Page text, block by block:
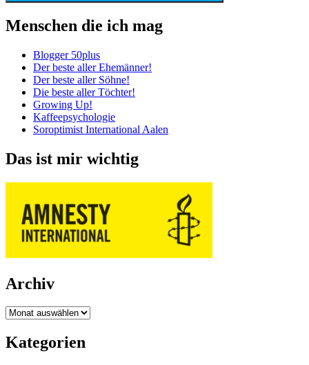
Menschen die ich mag
Blogger 50plus
Der beste aller Ehemänner!
Der beste aller Söhne!
Die beste aller Töchter!
Growing Up!
Kaffeepsychologie
Soroptimist International Aalen
Das ist mir wichtig
Archiv
Archiv
Kategorien